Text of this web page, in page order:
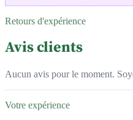
Retours d'expérience
Avis clients
Aucun avis pour le moment.
Votre expérience